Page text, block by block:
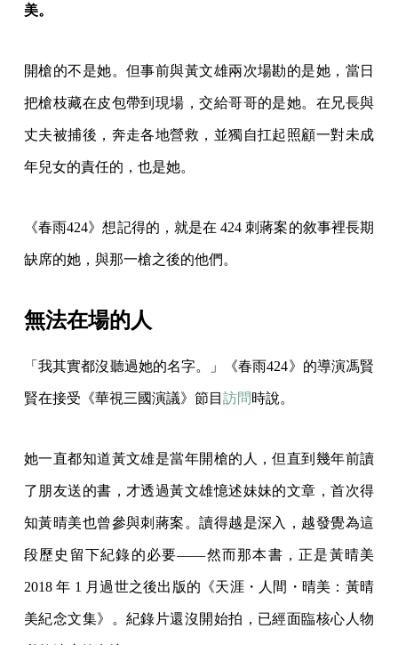
美。
開槍的不是她。但事前與黃文雄兩次場勘的是她，當日
把槍枝藏在皮包帶到現場，交給哥哥的是她。在兄長與
丈夫被捕後，奔走各地營救，並獨自扛起照顧一對未成
年兒女的責任的，也是她。
《春雨424》想記得的，就是在 424 刺蔣案的敘事裡長期
缺席的她，與那一槍之後的他們。
無法在場的人
「我其實都沒聽過她的名字。」《春雨424》的導演馮賢
賢在接受《華視三國演議》節目 訪問時說。
她一直都知道黃文雄是當年開槍的人，但直到幾年前讀
了朋友送的書，才透過黃文雄憶述妹妹的文章，首次得
知黃晴美也曾參與刺蔣案。讀得越是深入，越發覺為這
段歷史留下紀錄的必要——然而那本書，正是黃晴美
2018 年 1 月過世之後出版的《天涯・人間・晴美：黃晴
美紀念文集》。紀錄片還沒開始拍，已經面臨核心人物